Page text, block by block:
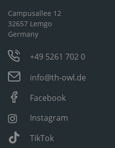
Campusallee 12
32657 Lemgo
Germany
+49 5261 702 0
info@th-owl.de
Facebook
Instagram
TikTok